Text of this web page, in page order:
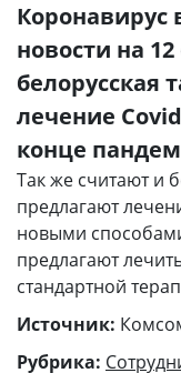
Коронавирус
новости на 12
белорусская
лечение
конце
Так же считают и
предлагают
новыми
предлагают
стандартной
Источник:
Рубрика: